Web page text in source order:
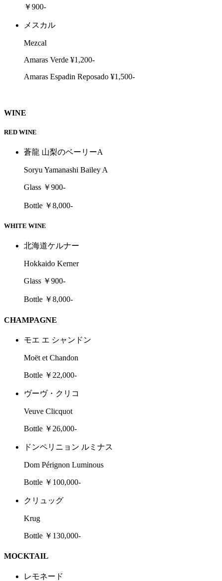
￥900-
メスカル
Mezcal
Amaras Verde ¥1,200-
Amaras Espadin Reposado ¥1,500-
WINE
RED WINE
蒼龍 山梨のベーリーA
Soryu Yamanashi Bailey A
Glass ￥900-
Bottle ￥8,000-
WHITE WINE
北海道ケルナー
Hokkaido Kerner
Glass ￥900-
Bottle ￥8,000-
CHAMPAGNE
モエ エ シャンドン
Moët et Chandon
Bottle ￥22,000-
ヴーヴ・クリコ
Veuve Clicquot
Bottle ￥26,000-
ドンペリニョン ルミナス
Dom Pérignon Luminous
Bottle ￥100,000-
クリュッグ
Krug
Bottle ￥130,000-
MOCKTAIL
レモネード